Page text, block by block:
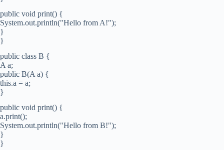
public void print() {
System.out.println("Hello from A!");
}
}
public class B {
A a;
public B(A a) {
this.a = a;
}
public void print() {
a.print();
System.out.println("Hello from B!");
}
}